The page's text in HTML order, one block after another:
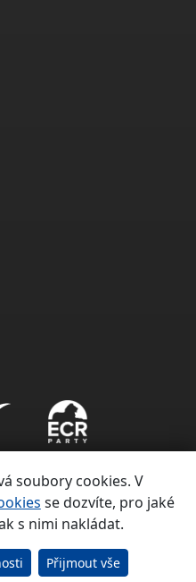
©
strana 1991 – 2026
soubory cookies. V
se dozvíte, pro jaké
s nimi nakládat.
Přijmout vše